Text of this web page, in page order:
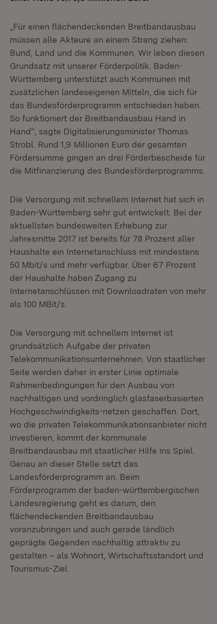
„Für einen flächendeckenden Breitbandausbau
müssen alle Akteure an einem Strang ziehen:
Bund, Land und die Kommunen. Wir leben diesen
Grundsatz mit unserer Förderpolitik. Baden-
Württemberg unterstützt auch Kommunen mit
zusätzlichen landeseigenen Mitteln, die sich für
das Bundesförderprogramm entschieden haben.
So funktioniert der Breitbandausbau Hand in
Hand“, sagte Digitalisierungsminister Thomas
Strobl. Rund 1,9 Millionen Euro der gesamten
Fördersumme gingen an drei Förderbescheide für
die Mitfinanzierung des Bundesförderprogramms.
Die Versorgung mit schnellem Internet hat sich in
Baden-Württemberg sehr gut entwickelt. Bei der
aktuellsten bundesweiten Erhebung zur
Jahresmitte 2017 ist bereits für 78 Prozent aller
Haushalte ein Internetanschluss mit mindestens
50 Mbit/s und mehr verfügbar. Über 67 Prozent
der Haushalte haben Zugang zu
Internetanschlüssen mit Downloadraten von mehr
als 100 MBit/s.
Die Versorgung mit schnellem Internet ist
grundsätzlich Aufgabe der privaten
Telekommunikationsunternehmen. Von staatlicher
Seite werden daher in erster Linie optimale
Rahmenbedingungen für den Ausbau von
nachhaltigen und vordringlich glasfaserbasierten
Hochgeschwindigkeits-netzen geschaffen. Dort,
wo die privaten Telekommunikationsanbieter nicht
investieren, kommt der kommunale
Breitbandausbau mit staatlicher Hilfe ins Spiel.
Genau an dieser Stelle setzt das
Landesförderprogramm an. Beim
Förderprogramm der baden-württembergischen
Landesregierung geht es darum, den
flächendeckenden Breitbandausbau
voranzubringen und auch gerade ländlich
geprägte Gegenden nachhaltig attraktiv zu
gestalten – als Wohnort, Wirtschaftsstandort und
Tourismus-Ziel.